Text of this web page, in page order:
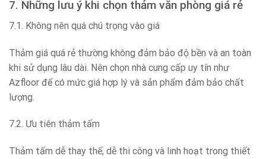
7. Những lưu ý khi chọn thảm văn phòng giá rẻ
7.1. Không nên quá chú trọng vào giá
Thảm giá quá rẻ thường không đảm bảo độ bền và an toàn
khi sử dụng lâu dài. Nên chọn nhà cung cấp uy tín như
Azfloor để có mức giá hợp lý và sản phẩm đảm bảo chất
lượng.
7.2. Ưu tiên thảm tấm
Thảm tấm dễ thay thế, dễ thi công và linh hoạt trong thiết